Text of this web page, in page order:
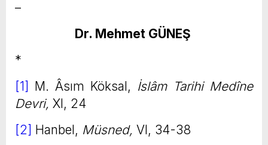
–
Dr. Mehmet GÜNEŞ
*
[1]
M. Âsım Köksal, İslâm Tarihi Medîne
Devri, XI, 24
[2] Hanbel, Müsned, VI, 34-38